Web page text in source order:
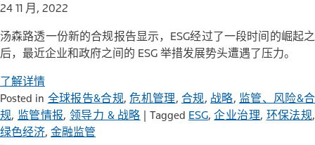
24 11 月, 2022
汤森路透一份新的合规报告显示，ESG经过了一段时间的崛起之
后，最近企业和政府之间的 ESG 举措发展势头遭遇了压力。
了解详情
Posted in 全球报告&合规,危机管理,合规, 战略, 监管、风险&合
规, 监管情报, 领导力 & 战略 | Tagged ESG,企业治理, 环保法规,
绿色经济, 金融监管